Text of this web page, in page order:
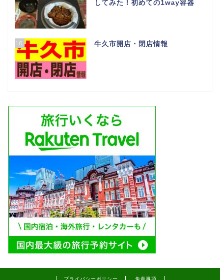
してみた！初めての1way容器
10 牛久市開店・閉店情報
プライバシーポリシー 免責事項